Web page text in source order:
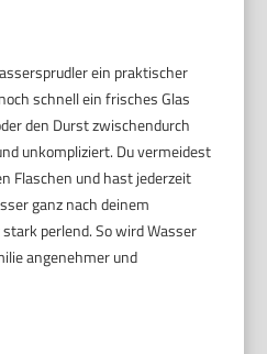
ein praktischer
schnell ein frisches Glas
den Durst zwischendurch
unkompliziert. Du vermeidest
Flaschen und hast jederzeit
ganz nach deinem
perlend. So wird Wasser
angenehmer und